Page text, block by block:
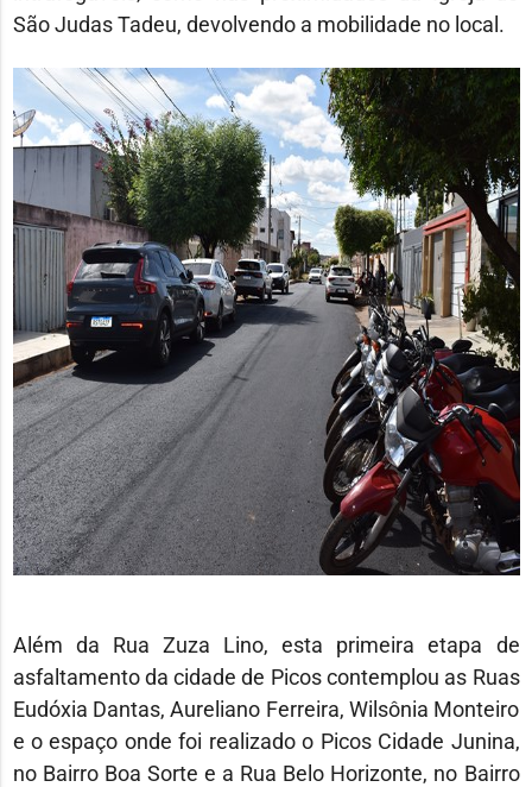
São Judas Tadeu, devolvendo a mobilidade no local.
Além da Rua Zuza Lino, esta primeira etapa de
asfaltamento da cidade de Picos contemplou as Ruas
Eudóxia Dantas, Aureliano Ferreira, Wilsônia Monteiro
e o espaço onde foi realizado o Picos Cidade Junina,
no Bairro Boa Sorte e a Rua Belo Horizonte, no Bairro